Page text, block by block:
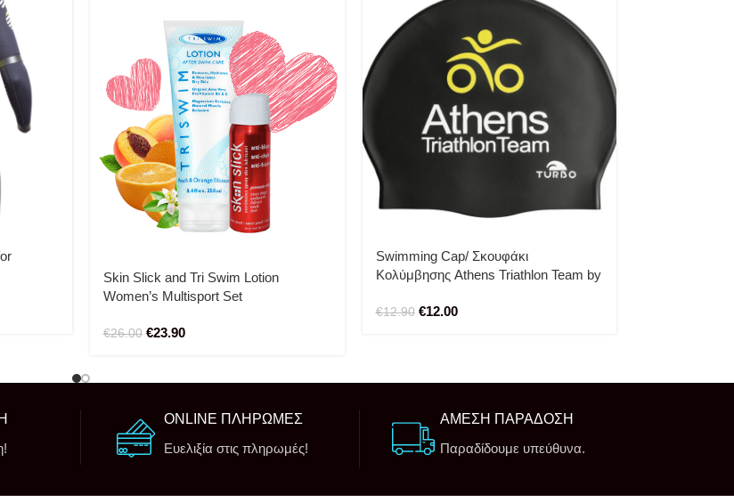
Skin Slick and Tri Swim Lotion
Women’s Multisport Set
€26.00 €23.90
Swimming Cap/ Σκουφάκι
Κολύμβησης Athens Triathlon Team by
€12.90 €12.00
ONLINE ΠΛΗΡΩΜΕΣ
Ευελιξία στις πληρωμές!
ΑΜΕΣΗ ΠΑΡΑΔΟΣΗ
Παραδίδουμε υπεύθυνα.